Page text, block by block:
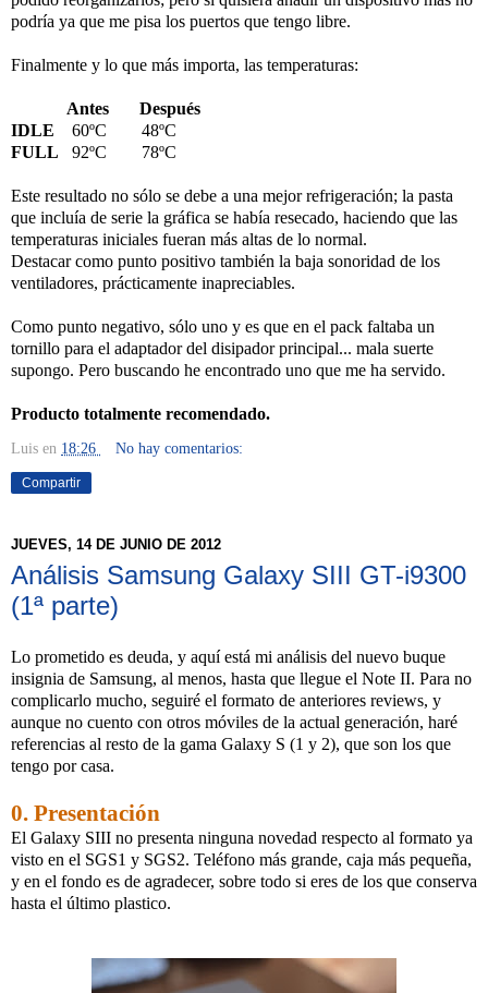
podría ya que me pisa los puertos que tengo libre.
Finalmente y lo que más importa, las temperaturas:
Antes Después
IDLE 60ºC 48ºC
FULL 92ºC 78ºC
Este resultado no sólo se debe a una mejor refrigeración; la pasta
que incluía de serie la gráfica se había resecado, haciendo que las
temperaturas iniciales fueran más altas de lo normal.
Destacar como punto positivo también la baja sonoridad de los
ventiladores, prácticamente inapreciables.
Como punto negativo, sólo uno y es que en el pack faltaba un
tornillo para el adaptador del disipador principal... mala suerte
supongo. Pero buscando he encontrado uno que me ha servido.
Producto totalmente recomendado.
Luis en 18:26 No hay comentarios:
Compartir
JUEVES, 14 DE JUNIO DE 2012
Análisis Samsung Galaxy SIII GT-i9300
(1ª parte)
Lo prometido es deuda, y aquí está mi análisis del nuevo buque
insignia de Samsung, al menos, hasta que llegue el Note II. Para no
complicarlo mucho, seguiré el formato de anteriores reviews, y
aunque no cuento con otros móviles de la actual generación, haré
referencias al resto de la gama Galaxy S (1 y 2), que son los que
tengo por casa.
0. Presentación
El Galaxy SIII no presenta ninguna novedad respecto al formato ya
visto en el SGS1 y SGS2. Teléfono más grande, caja más pequeña,
y en el fondo es de agradecer, sobre todo si eres de los que conserva
hasta el último plastico.